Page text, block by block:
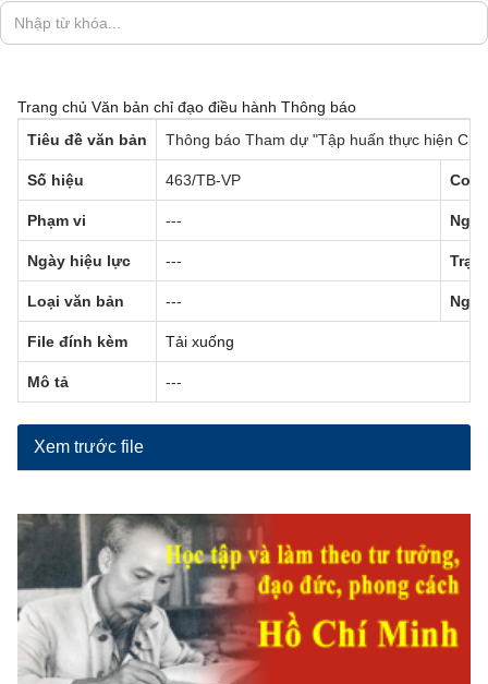
Trang chủ Văn bản chỉ đạo điều hành Thông báo
Tiêu đề văn bản
Thông báo Tham dự "Tập huấn thực hiện
Số hiệu 463/TB-VP Cơ
Phạm vi ---
Ngày hiệu lực ---
Loại văn bản ---
File đính kèm Tải xuống
Mô tả ---
Xem trước file